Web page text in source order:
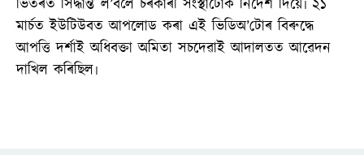
ভিতৰত সিদ্ধান্ত ল’বলৈ চৰকাৰী সংস্থাটোক নিৰ্দেশ দিয়ে৷ ২১
মাৰ্চত ইউটিউবত আপলোড কৰা এই ভিডিঅ’টোৰ বিৰুদ্ধে
আপত্তি দৰ্শাই অধিবক্তা অমিতা সচদেৱাই আদালতত আৱেদন
দাখিল কৰিছিল৷